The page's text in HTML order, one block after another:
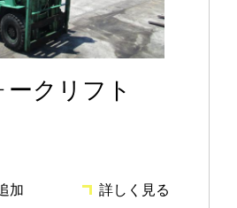
ークリフト
加 詳しく見る